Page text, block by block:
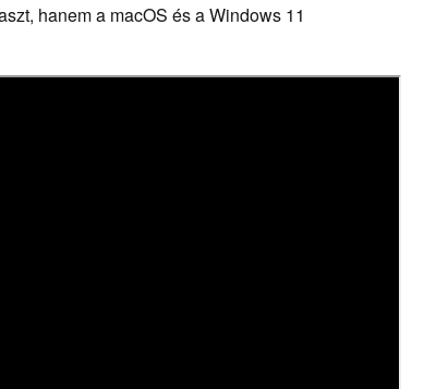
hanem a macOS és a Windows 11